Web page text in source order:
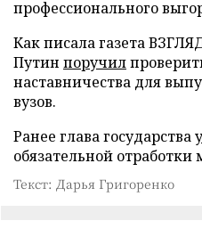
профессионального
Как писала газета
Путин поручил
наставничества для
вузов.
Ранее глава государства
обязательной
Текст: Дарья Григоренко